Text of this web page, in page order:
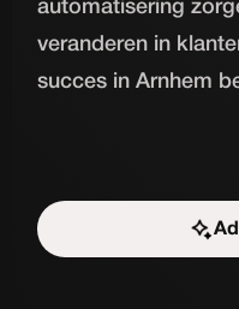
automatisering
veranderen in
succes in Arnhem